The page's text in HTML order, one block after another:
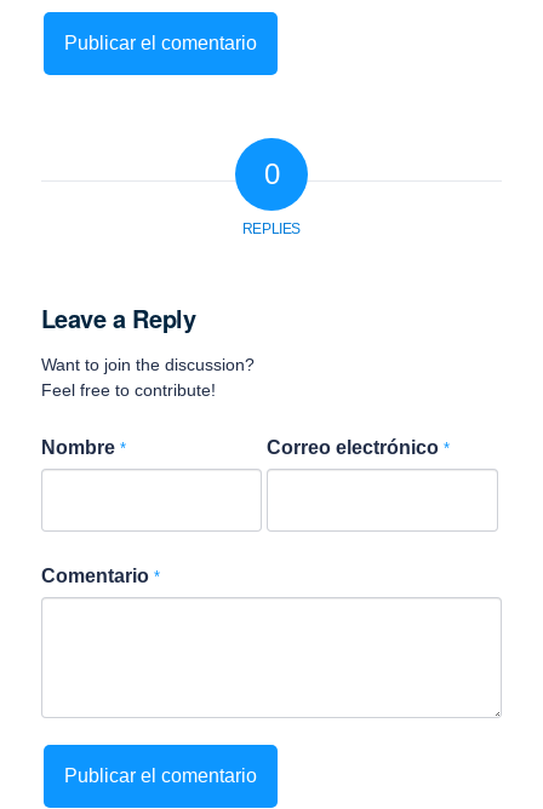
0
REPLIES
Leave a Reply
Want to join the discussion?
Feel free to contribute!
Nombre * Correo electrónico*
Comentario *